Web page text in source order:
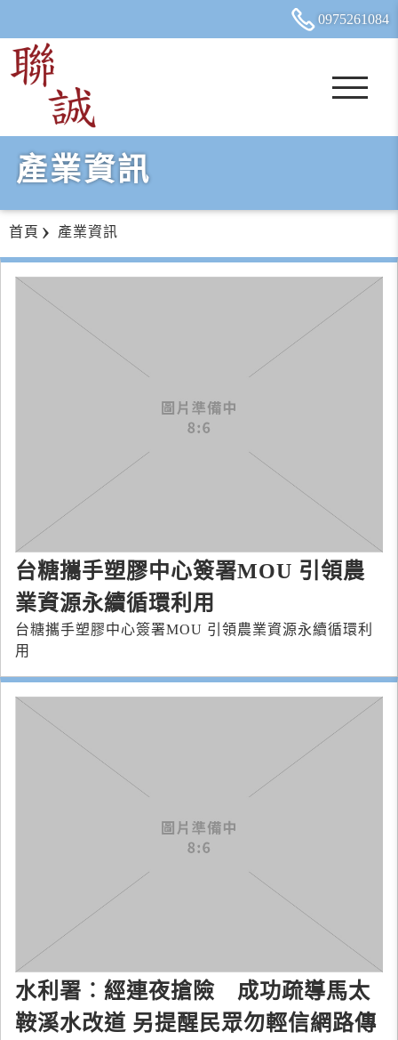
0975261084
產業資訊
首頁 產業資訊
台糖攜手塑膠中心簽署MOU 引領農
業資源永續循環利用
台糖攜手塑膠中心簽署MOU 引領農業資源永續循環利
用
水利署︰經連夜搶險 成功疏導馬太
鞍溪水改道 另提醒民眾勿輕信網路傳